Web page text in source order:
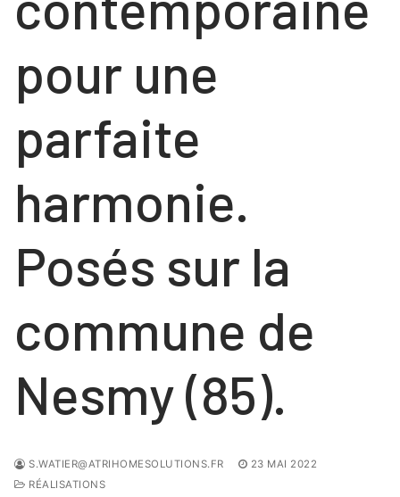
pour une
parfaite
harmonie.
Posés sur la
commune de
Nesmy (85).
S.WATIER@ATRIHOMESOLUTIONS.FR
23 MAI 2022
RÉALISATIONS